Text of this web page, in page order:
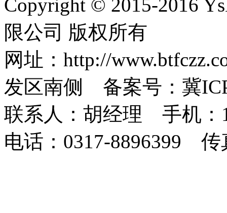
Copyright © 2015-2016
限公司 版权所有
网址：http://
发区南侧 备案号：冀
联系人：胡经理 手机
电话：0317-8896399